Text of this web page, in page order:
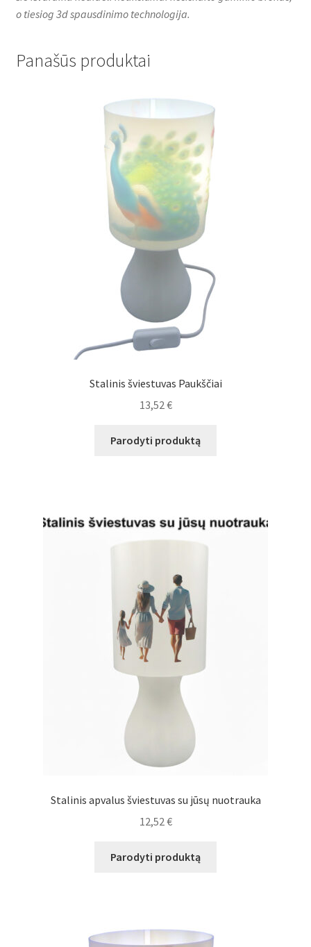
o tiesiog 3d spausdinimo technologija.
Panašūs produktai
Stalinis šviestuvas Paukščiai
13,52€
Parodyti produktą
Stalinis apvalus šviestuvas su jūsų nuotrauka
12,52 €
Parodyti produktą